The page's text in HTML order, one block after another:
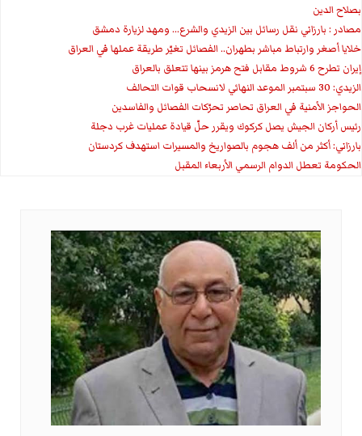
بصلاح الدين
مصادر : بارزاني نقل رسائل بين الزيدي والشرع... ومهد لزيارة دمشق
خلايا أصغر وارتباط مباشر بطهران.. الفصائل تغيّر طريقة عملها في العراق
إيران تطرح 6 شروط مقابل فتح هرمز بينها تتعلق بالعراق
الزيدي: 30 سبتمبر الموعد النهائي لانسحاب قوات التحالف
الحواجز الأمنية في العراق تحاصر تحرّكات الفصائل والفاسدين
رئيس أركان الجيش يصل كركوك ويقرر حلّ قيادة عمليات غرب دجلة
بارزاني: أكثر من ألف هجوم بالصواريخ والمسيرات استهدف كردستان
الحكومة تعطل الدوام الرسمي الأربعاء المقبل